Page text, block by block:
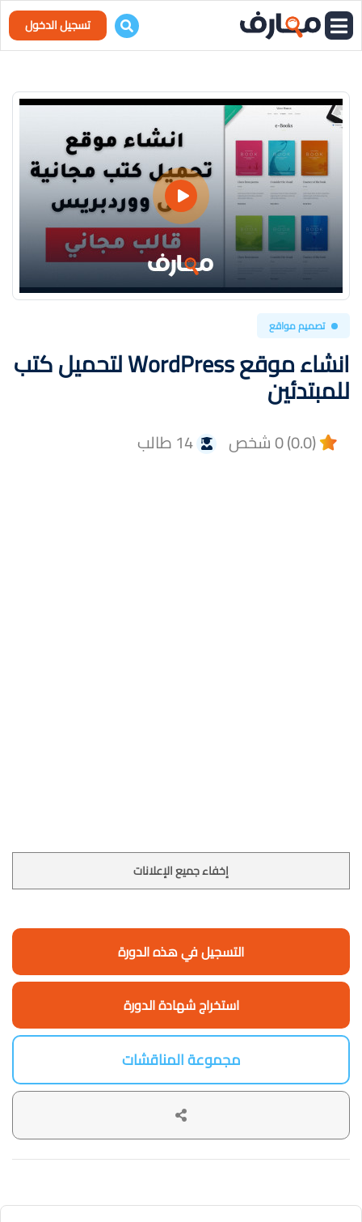
تسجيل الدخول
تصميم مواقع
انشاء موقع WordPress لتحميل كتب
للمبتدئين
(0.0) 0 شخص 14 طالب
إخفاء جميع الإعلانات
التسجيل في هذه الدورة
استخراج شهادة الدورة
مجموعة المناقشات